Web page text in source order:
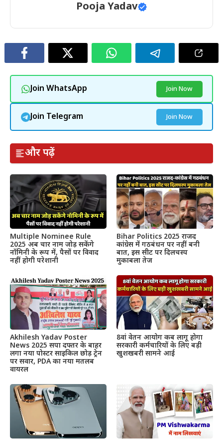
Pooja Yadav
Join WhatsApp Join Now
Join Telegram Join Now
और पढ़ें
Multiple Nominee Rule
2025 अब चार नाम जोड़ सकेंगे
नॉमिनी के रूप में, पैसों पर विवाद
नहीं होगी परेशानी
Bihar Politics 2025 राजद
कांग्रेस में गठबंधन पर नहीं बनी
बात, इस सीट पर दिलचस्प
मुकाबला तेज
Akhilesh Yadav Poster
News 2025 सपा दफ्तर के बाहर
लगा नया पोस्टर साइकिल छोड़ ट्रेन
पर सवार, PDA का नया मतलब
वायरल
8वां वेतन आयोग कब लागू होगा
सरकारी कर्मचारियों के लिए बड़ी
खुशखबरी सामने आई